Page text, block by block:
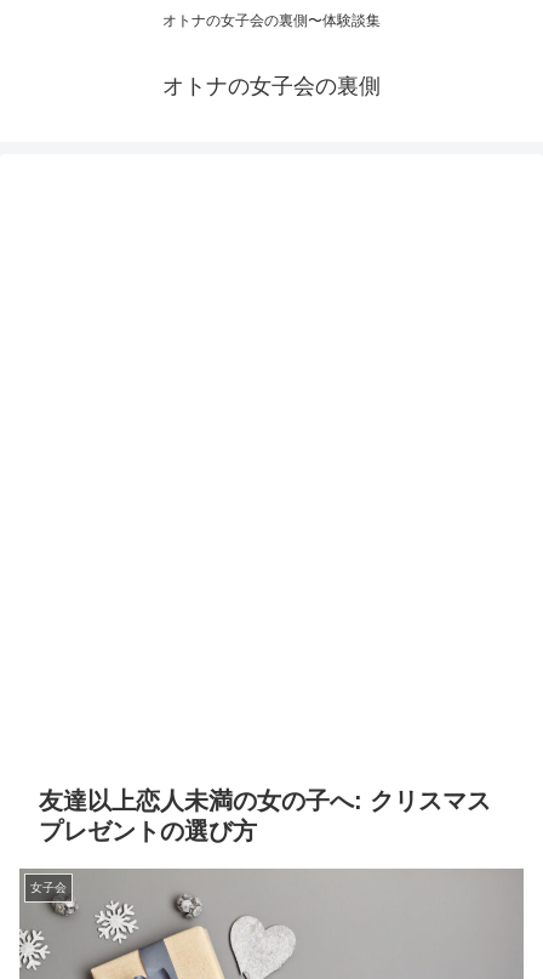
オトナの女子会の裏側〜体験談集
オトナの女子会の裏側
友達以上恋人未満の女の子へ: クリスマス
プレゼントの選び方
女子会